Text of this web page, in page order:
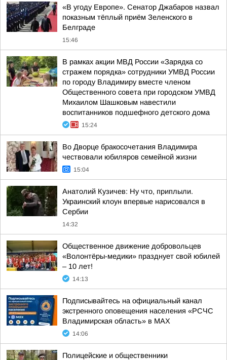
«В угоду Европе». Сенатор Джабаров назвал
показным тёплый приём Зеленского в
Белграде
15:46
В рамках акции МВД России «Зарядка со
стражем порядка» сотрудники УМВД России
по городу Владимиру вместе членом
Общественного совета при городском УМВД
Михаилом Шашковым навестили
воспитанников подшефного детского дома
15:24
Во Дворце бракосочетания Владимира
чествовали юбиляров семейной жизни
15:04
Анатолий Кузичев: Ну что, приплыли.
Украинский клоун впервые нарисовался в
Сербии
14:32
Общественное движение добровольцев
«Волонтёры-медики» празднует свой юбилей
– 10 лет!
14:13
Подписывайтесь на официальный канал
экстренного оповещения населения «РСЧС
Владимирская область» в МАХ
14:06
Полицейские и общественники